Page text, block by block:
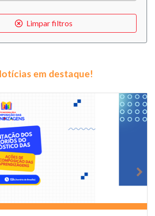
Limpar filtros
em destaque!